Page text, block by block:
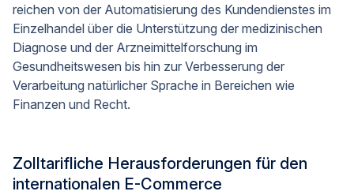
reichen von der Automatisierung des Kundendienstes im
Einzelhandel über die Unterstützung der medizinischen
Diagnose und der Arzneimittelforschung im
Gesundheitswesen bis hin zur Verbesserung der
Verarbeitung natürlicher Sprache in Bereichen wie
Finanzen und Recht.
Zolltarifliche Herausforderungen für den
internationalen E-Commerce